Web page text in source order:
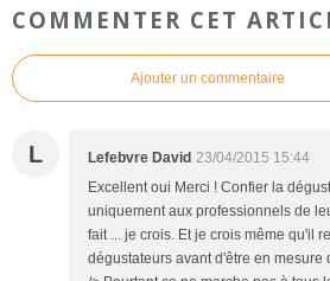
COMMENTER CET
Ajouter un commentaire
L Lefebvre David 23/04/2015 15:44
Excellent oui Merci ! Confier la
uniquement aux professionnels de
fait ... je crois. Et je crois même qu'il
dégustateurs avant d'être en mesure